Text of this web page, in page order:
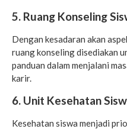
5. Ruang Konseling
Dengan kesadaran akan
ruang konseling disediakan
panduan dalam menjalani
karir.
6. Unit Kesehatan
Kesehatan siswa menjadi